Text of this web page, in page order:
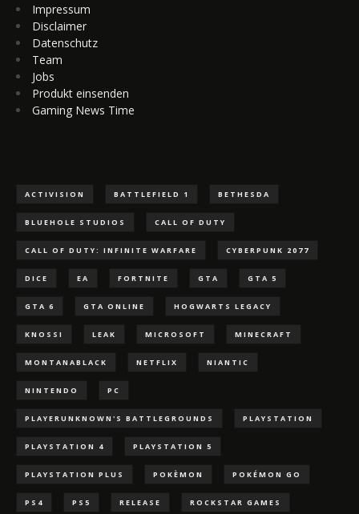
Impressum
Disclaimer
Datenschutz
Team
Jobs
Produkt einsenden
Gaming News Time
ACTIVISION BATTLEFIELD 1 BETHESDA
BLUEHOLE STUDIOS CALL OF DUTY
CALL OF DUTY: INFINITE WARFARE CYBERPUNK 2077
DICE EA FORTNITE GTA GTA 5
GTA 6 GTA ONLINE HOGWARTS LEGACY
KNOSSI LEAK MICROSOFT MINECRAFT
MONTANABLACK NETFLIX NIANTIC
NINTENDO PC
PLAYERUNKNOWN'S BATTLEGROUNDS PLAYSTATION
PLAYSTATION 4 PLAYSTATION 5
PLAYSTATION PLUS POKÈMON POKÉMON GO
PS4 PS5 RELEASE ROCKSTAR GAMES